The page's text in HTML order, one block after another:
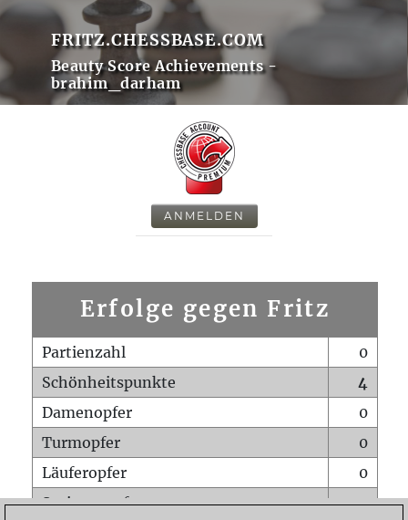
FRITZ.CHESSBASE.COM
Beauty Score Achievements -
brahim_darham
ANMELDEN
Erfolge gegen Fritz
Partienzahl
0
Schönheitspunkte
4
Damenopfer
0
Turmopfer
0
Läuferopfer
0
Springeropfer
0